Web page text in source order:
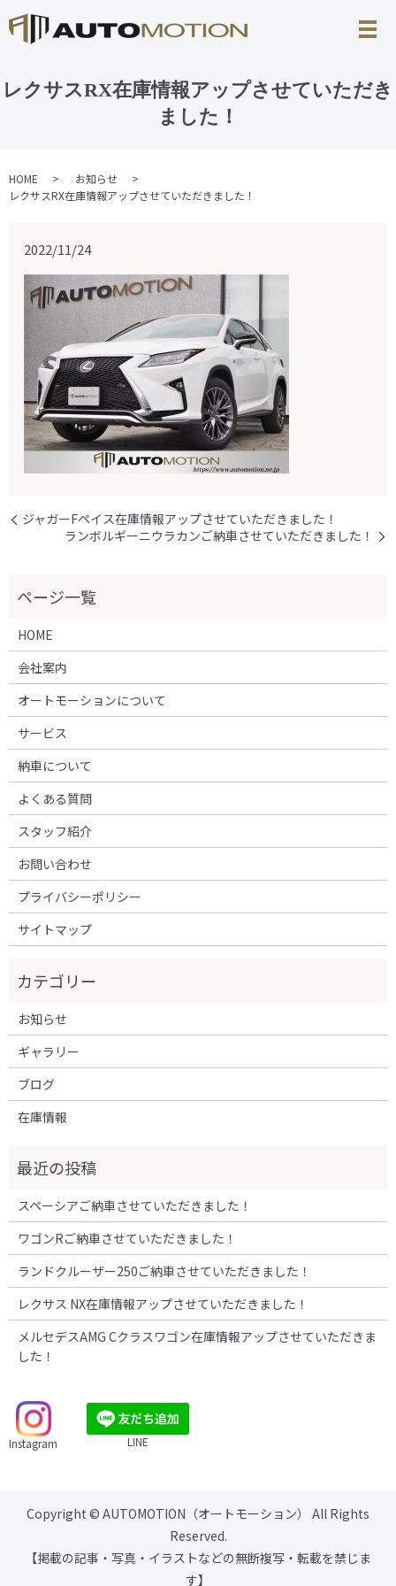
レクサスRX在庫情報アップさせていただき
ました！
HOME
お知らせ
レクサスRX在庫情報アップさせていただきました！
2022/11/24
ジャガーFペイス在庫情報アップさせていただきました！
ランボルギーニウラカンご納車させていただきました！
HOME
会社案内
オートモーションについて
サービス
納車について
よくある質問
スタッフ紹介
お問い合わせ
プライバシーポリシー
サイトマップ
お知らせ
ギャラリー
ブログ
在庫情報
スペーシアご納車させていただきました！
ワゴンRご納車させていただきました！
ランドクルーザー250ご納車させていただきました！
レクサス NX在庫情報アップさせていただきました！
メルセデスAMG Cクラスワゴン在庫情報アップさせていただきま
した！
Instagram LINE
Copyright © AUTOMOTION（オートモーション） All Rights
Reserved.
【掲載の記事・写真・イラストなどの無断複写・転載を禁じま
す】